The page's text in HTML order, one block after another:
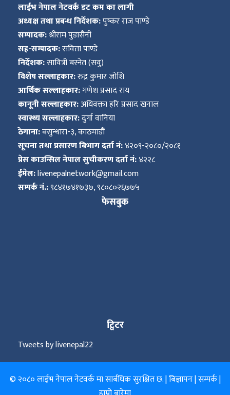
लाईभ नेपाल नेटवर्क डट कम का लागी
अध्यक्ष तथा प्रबन्ध निर्देशक:पुष्कर राज पाण्डे
सम्पादक:श्रीराम पुडासैनी
सह-सम्पादक:सविता पाण्डे
निर्देशक:सावित्री बस्नेत (सवु)
विशेष सल्लाहकार:रुद्र कुमार जोशि
आर्थिक सल्लाहकार:गणेश प्रसाद राय
कानूनी सल्लाहकार:अधिवक्ता हरि प्रसाद खनाल
स्वास्थ्य सल्लाहकार:दुर्गा वानिया
ठेगाना:बसुन्धारा-३, काठमाडौं
सूचना तथा प्रसारण बिभाग दर्ता नं:४२०९-२०८०/२०८१
प्रेस काउन्सिल नेपाल सुचीकरण दर्ता नं:४२२८
ईमेल:livenepalnetwork@gmail.com
सम्पर्क नं.:९८४१७४१७३७, ९८०८०२६७७५
फेसबुक
ट्विटर
Tweets by livenepal22
© २०८० लाईभ नेपाल नेटवर्क मा सार्बधिक सुरक्षित छ. |बिज्ञापन|सम्पर्क|